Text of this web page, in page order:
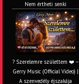
Nem értheti senki
? Szerelemre születtem ❤️ –
Gerry Music (Official Video) |
A szenvedély éjszakája